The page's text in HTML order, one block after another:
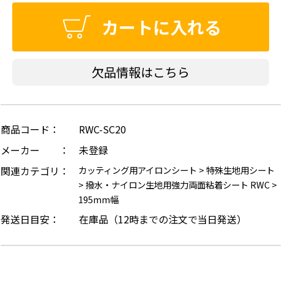
カートに入れる
欠品情報はこちら
商品コード：
RWC-SC20
メーカー ：
未登録
関連カテゴリ：
カッティング用アイロンシート >特殊生地用シート
>撥水・ナイロン生地用強力両面粘着シート RWC>
195mm幅
発送日目安： 在庫品（12時までの注文で当日発送）